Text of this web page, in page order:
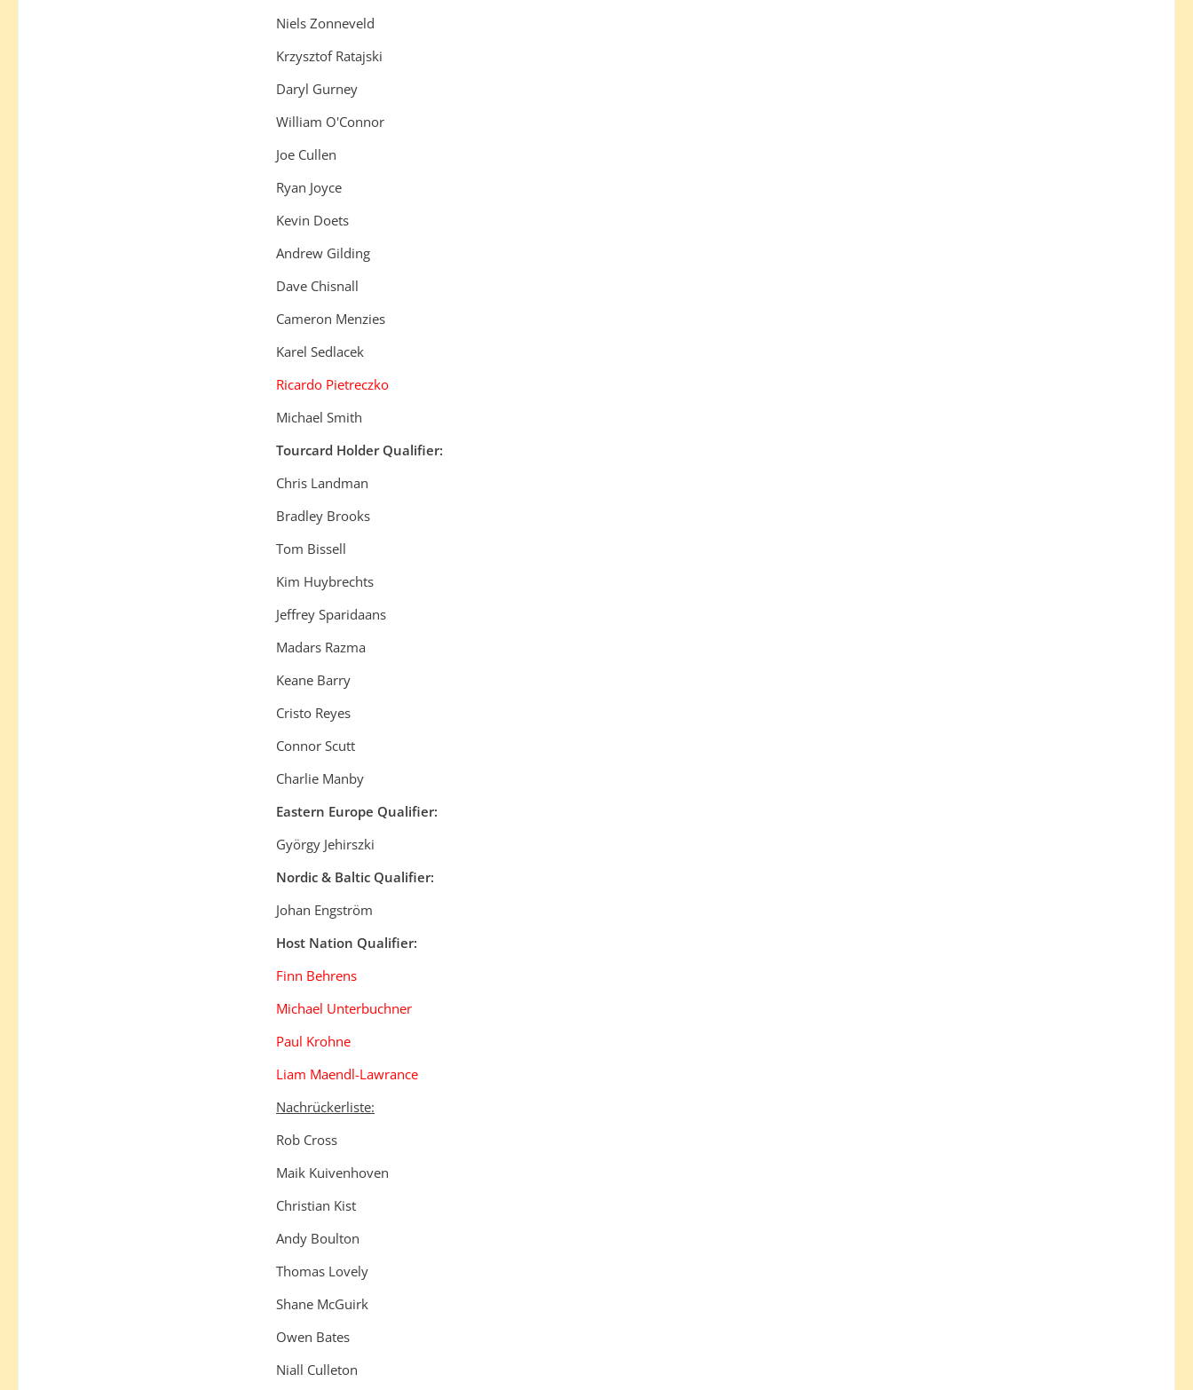
Niels Zonneveld
Krzysztof Ratajski
Daryl Gurney
William O'Connor
Joe Cullen
Ryan Joyce
Kevin Doets
Andrew Gilding
Dave Chisnall
Cameron Menzies
Karel Sedlacek
Ricardo Pietreczko
Michael Smith
Tourcard Holder Qualifier:
Chris Landman
Bradley Brooks
Tom Bissell
Kim Huybrechts
Jeffrey Sparidaans
Madars Razma
Keane Barry
Cristo Reyes
Connor Scutt
Charlie Manby
Eastern Europe Qualifier:
György Jehirszki
Nordic & Baltic Qualifier:
Johan Engström
Host Nation Qualifier:
Finn Behrens
Michael Unterbuchner
Paul Krohne
Liam Maendl-Lawrance
Nachrückerliste:
Rob Cross
Maik Kuivenhoven
Christian Kist
Andy Boulton
Thomas Lovely
Shane McGuirk
Owen Bates
Niall Culleton